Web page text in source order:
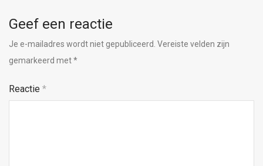
Geef een reactie
Je e-mailadres wordt niet gepubliceerd. Vereiste velden zijn
gemarkeerd met*
Reactie *